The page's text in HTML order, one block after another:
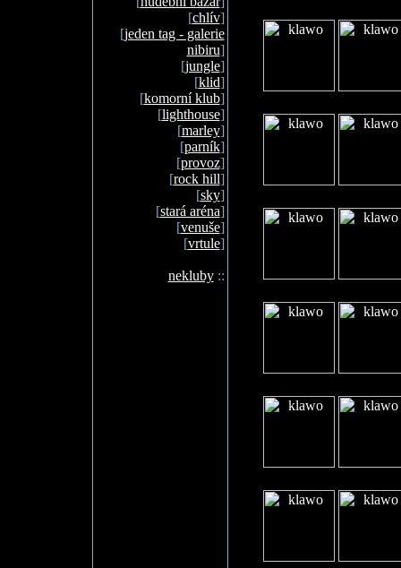
[chlív]
[jeden tag - galerie
nibiru]
[jungle]
[klid]
[komorní klub]
[lighthouse]
[marley]
[parník]
[provoz]
[rock hill]
[sky]
[stará aréna]
[venuše]
[vrtule]
nekluby::